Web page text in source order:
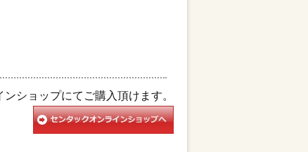
ショップにてご購入頂けます。